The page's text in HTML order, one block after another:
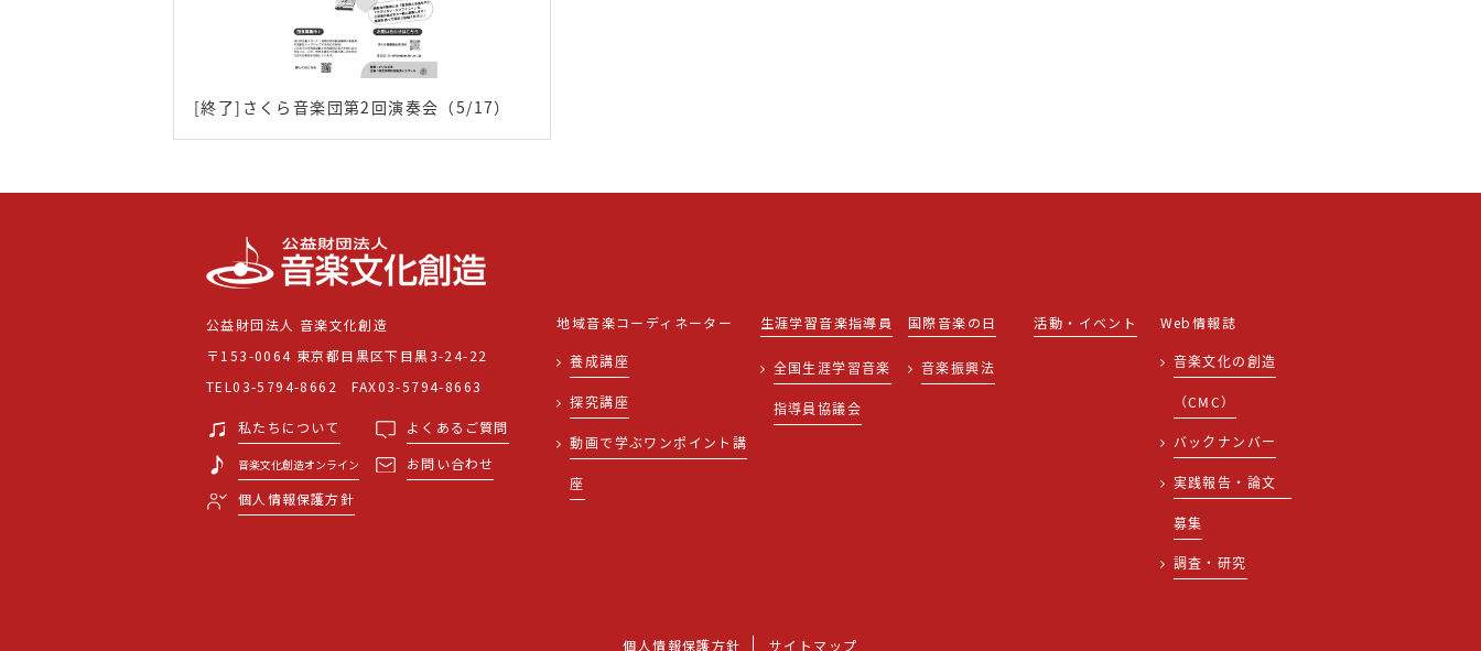
[終了]さくら音楽団第2回演奏会（5/17）
公益財団法人 音楽文化創造
〒153-0064 東京都目黒区下目黒3-24-22
TEL03-5794-8662 FAX03-5794-8663
私たちについて よくあるご質問
音楽文化創造オンライン
お問い合わせ
個人情報保護方針
地域音楽コーディネーター
養成講座
探究講座
動画で学ぶワンポイント講
座
生涯学習音楽指導員
全国生涯学習音楽
指導員協議会
国際音楽の日
音楽振興法
活動・イベント Web情報誌
音楽文化の創造
（CMC）
バックナンバー
実践報告・論文
募集
調査・研究
個人情報保護方針 サイトマップ